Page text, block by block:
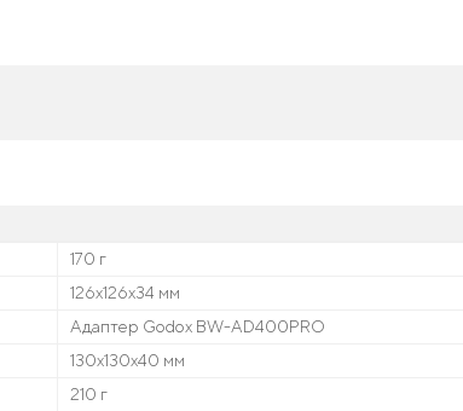
170 г
126х126х34 мм
Адаптер Godox BW-AD400PRO
130х130х40 мм
210 г